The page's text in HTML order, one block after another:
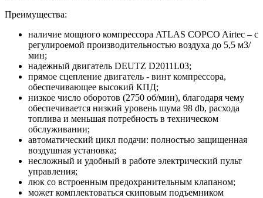
Преимущества:
наличие мощного компрессора ATLAS COPCO Airtec – с
регулироемой производительностью воздуха до 5,5 м3/
мин;
надежный двигатель DEUTZ D2011L03;
прямое сцепление двигатель - винт компрессора,
обеспечивающее высокий КПД;
низкое число оборотов (2750 об/мин), благодаря чему
обеспечивается низкий уровень шума 98 db, расхода
топлива и меньшая потребность в техническом
обслуживании;
автоматический цикл подачи: полностью защищенная
воздушная установка;
несложный и удобный в работе электрический пульт
управления;
люк со встроенным предохранительным клапаном;
может комплектоваться скиповым подъемником